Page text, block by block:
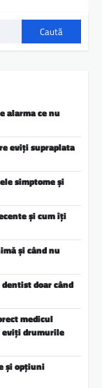
Caută
alarma ce nu
eviți supraplata
simptome și
și cum îți
și când nu
doar când
medicul
eviți drumurile
și opțiuni